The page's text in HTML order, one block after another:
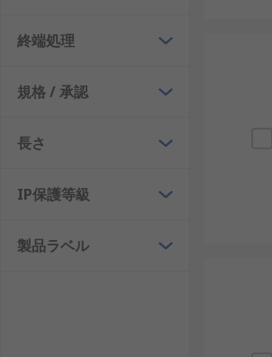
終端処理
規格 / 承認
長さ
IP保護等級
製品ラベル